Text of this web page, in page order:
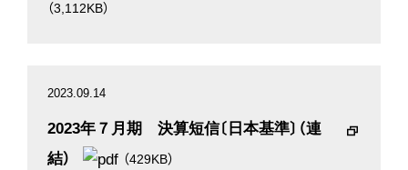
（3,112KB）
2023.09.14
2023年７月期 決算短信〔日本基準〕（連
結）
（429KB）